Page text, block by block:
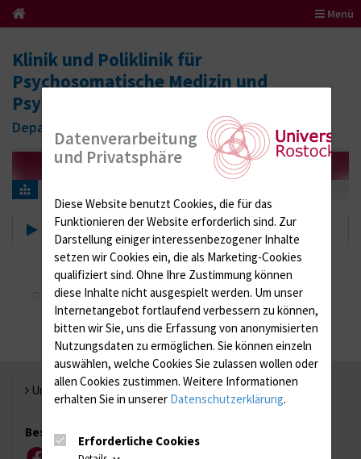
Menü
Klinik und Poliklinik für
Psychosomatische Medizin und
Psychotherapie
Department für Psychosoziale Medizin
Anfahrt
KPM_Gehlsheim.pdf [942 KB]
Universität Rostock
Besuchen Sie uns
Datenverarbeitung
und Privatsphäre
Diese Website benutzt Cookies, die für das
Funktionieren der Website erforderlich sind. Zur
Darstellung einiger interessenbezogener Inhalte
setzen wir Cookies ein, die als Marketing-Cookies
qualifiziert sind. Ohne Ihre Zustimmung können
diese Inhalte nicht ausgespielt werden. Um unser
Internetangebot fortlaufend verbessern zu können,
bitten wir Sie, uns die Erfassung von anonymisierten
Nutzungsdaten zu ermöglichen. Sie können einzeln
auswählen, welche Cookies Sie zulassen wollen oder
allen Cookies zustimmen. Weitere Informationen
erhalten Sie in unserer Datenschutzerklärung.
Erforderliche Cookies